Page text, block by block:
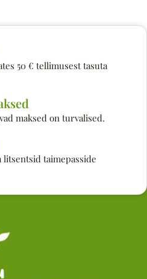
50 € tellimusest tasuta
maksed on turvalised.
litsentsid taimepasside